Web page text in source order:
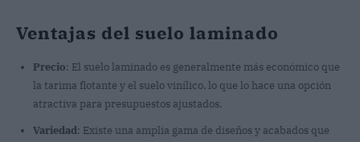
Ventajas del suelo laminado
Precio: El suelo laminado es generalmente más económico que
la tarima flotante y el suelo vinílico, lo que lo hace una opción
atractiva para presupuestos ajustados.
Variedad: Existe una amplia gama de diseños y acabados que